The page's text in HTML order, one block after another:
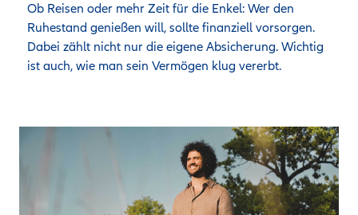
Ob Reisen oder mehr Zeit für die Enkel: Wer den
Ruhestand genießen will, sollte finanziell vorsorgen.
Dabei zählt nicht nur die eigene Absicherung. Wichtig
ist auch, wie man sein Vermögen klug vererbt.